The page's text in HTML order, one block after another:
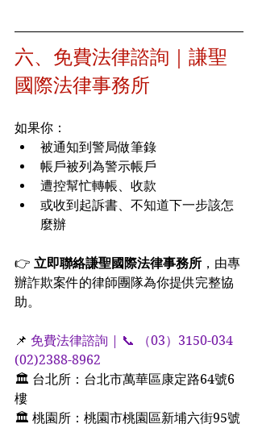
六、免費法律諮詢｜謙聖
國際法律事務所
如果你：
被通知到警局做筆錄
帳戶被列為警示帳戶
遭控幫忙轉帳、收款
或收到起訴書、不知道下一步該怎
麼辦
👉 立即聯絡謙聖國際法律事務所 ，由專
辦詐欺案件的律師團隊為你提供完整協
助。
📌 免費法律諮詢 | 📞 （03）3150-034
(02)2388-8962
🏛 台北所：台北市萬華區康定路64號6
樓
🏛 桃園所：桃園市桃園區新埔六街95號